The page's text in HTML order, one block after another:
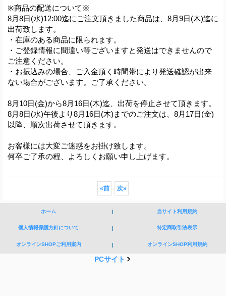
※商品の配送について※
8月8日(水)12:00迄にご注文頂きました商品は、8月9日(木)迄に
出荷致します。
・在庫のある商品に限られます。
・ご登録情報に間違い等ございますと発送はできませんので
ご注意ください。
・お振込みの場合、ご入金頂く時間帯により発送確認が出来
ない場合がございます。ご了承ください。
8月10日(金)から8月16日(木)迄、出荷を停止させて頂きます。
8月8日(水)午後より8月16日(木)までのご注文は、8月17日(金)
以降、順次出荷させて頂きます。
お客様には大変ご迷惑をお掛け致します。
何卒ご了承の程、よろしくお願い申し上げます。
«前 次»
ホーム | 当サイト利用規約
個人情報保護方針について | 特定商取引法表示
オンラインSHOPご利用案内 | オンラインSHOP利用規約
PCサイト